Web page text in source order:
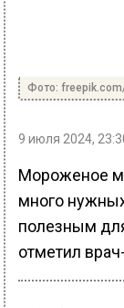
Фото:
9 июля 2024,
Мороженое
много
полезным
отметил